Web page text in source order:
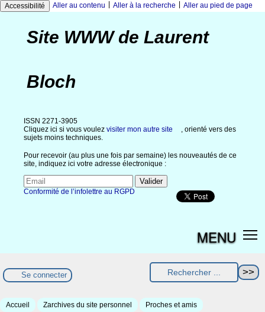
Accessibilité Aller au contenu Aller à la recherche Aller au pied de page
Site WWW de Laurent
Bloch
ISSN 2271-3905
Cliquez ici si vous voulez visiter mon autre site
, orienté vers des
sujets moins techniques.
Pour recevoir (au plus une fois par semaine) les nouveautés de ce
site, indiquez ici votre adresse électronique :
Conformité de l’infolettre au RGPD
MENU
Se connecter
Accueil Zarchives du site personnel Proches et amis